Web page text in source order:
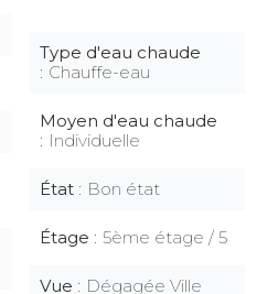
Type d'eau chaude
Chauffe-eau
Moyen d'eau chaude
Individuelle
État Bon état
Étage 5ème étage / 5
Vue Dégagée Ville